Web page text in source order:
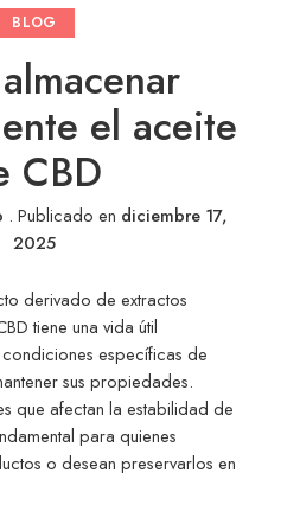
BLOG
el aceite
CBD
. Publicado en diciembre 17,
2025
derivado de extractos
tiene una vida útil
específicas de
sus propiedades.
que afectan la estabilidad de
para quienes
o desean preservarlos en